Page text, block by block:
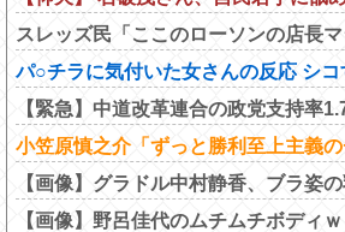
スレッズ民「ここのローソンの店長
パ○チラに気付いた女さんの反応 シコ
【緊急】中道改革連合の政党支持率
小笠原慎之介「ずっと勝利至上主義
【画像】グラドル中村静香、ブラ姿
【画像】野呂佳代のムチムチボディｗ